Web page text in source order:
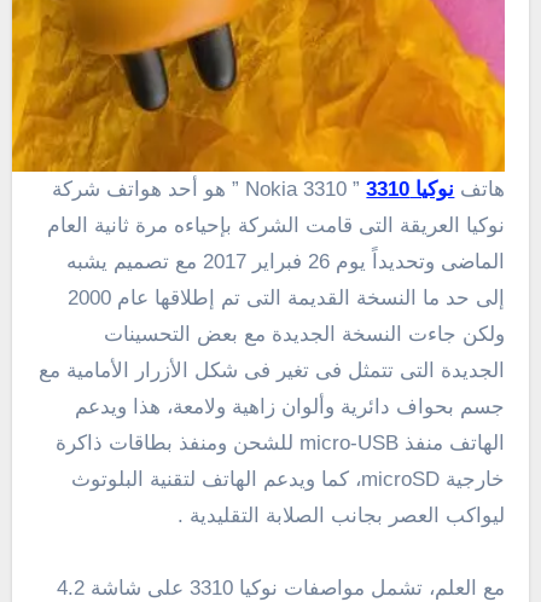
هاتف نوكيا 3310
” Nokia 3310 ” هو أحد هواتف شركة
نوكيا العريقة التى قامت الشركة بإحياءه مرة ثانية العام
الماضى وتحديداً يوم 26 فبراير 2017 مع تصميم يشبه
إلى حد ما النسخة القديمة التى تم إطلاقها عام 2000
ولكن جاءت النسخة الجديدة مع بعض التحسينات
الجديدة التى تتمثل فى تغير فى شكل الأزرار الأمامية مع
جسم بحواف دائرية وألوان زاهية ولامعة، هذا ويدعم
الهاتف منفذ micro-USB للشحن ومنفذ بطاقات ذاكرة
خارجية microSD، كما ويدعم الهاتف لتقنية البلوتوث
ليواكب العصر بجانب الصلابة التقليدية .
مع العلم، تشمل مواصفات نوكيا 3310 على شاشة 4.2